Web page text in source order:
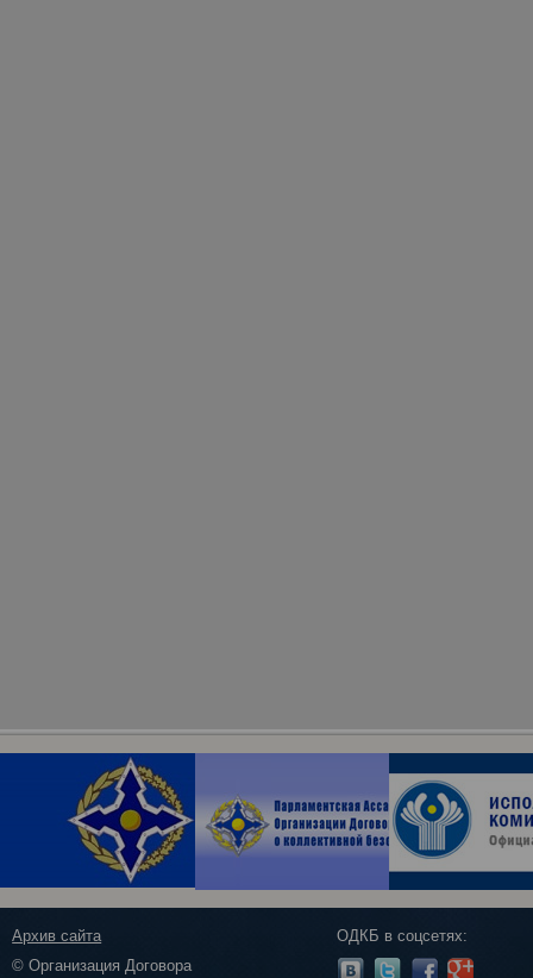
Архив сайта
© Организация Договора
ОДКБ в соцсетях: